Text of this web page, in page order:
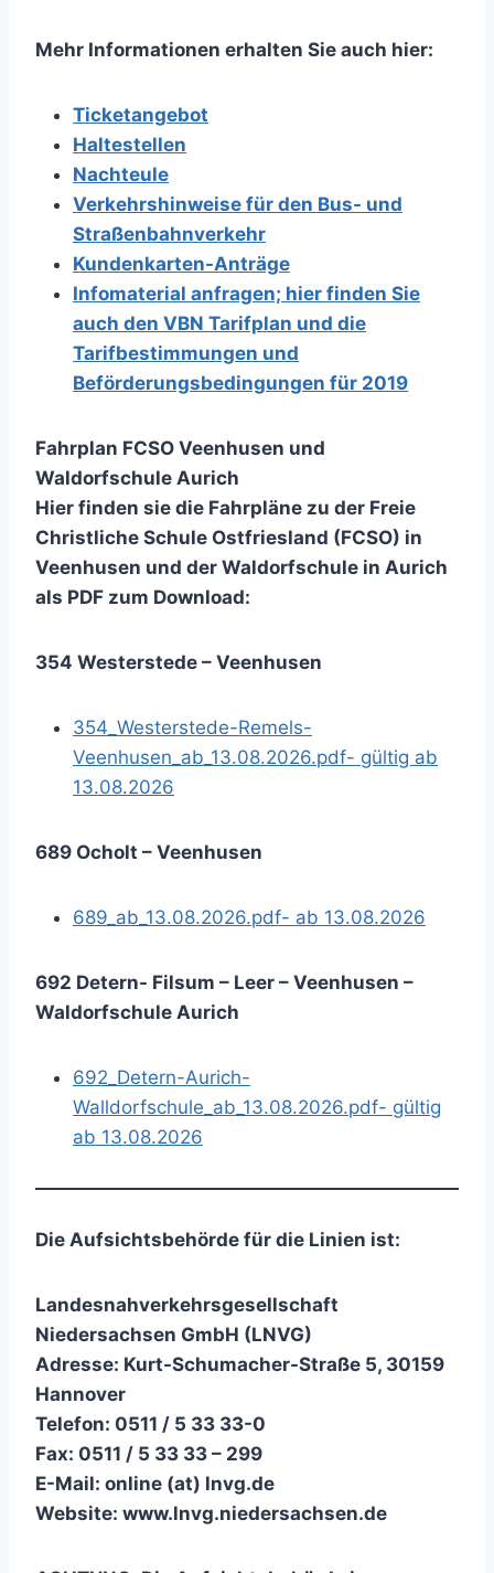
Mehr Informationen erhalten Sie auch hier:
Ticketangebot
Haltestellen
Nachteule
Verkehrshinweise für den Bus- und
Straßenbahnverkehr
Kundenkarten-Anträge
Infomaterial anfragen; hier finden Sie
auch den VBN Tarifplan und die
Tarifbestimmungen und
Beförderungsbedingungen für 2019
Fahrplan FCSO Veenhusen und
Waldorfschule Aurich
Hier finden sie die Fahrpläne zu der Freie
Christliche Schule Ostfriesland (FCSO) in
Veenhusen und der Waldorfschule in Aurich
als PDF zum Download:
354 Westerstede – Veenhusen
354_Westerstede-Remels-
Veenhusen_ab_13.08.2026.pdf- gültig ab
13.08.2026
689 Ocholt – Veenhusen
689_ab_13.08.2026.pdf- ab 13.08.2026
692 Detern- Filsum – Leer – Veenhusen –
Waldorfschule Aurich
692_Detern-Aurich-
Walldorfschule_ab_13.08.2026.pdf- gültig
ab 13.08.2026
Die Aufsichtsbehörde für die Linien ist:
Landesnahverkehrsgesellschaft
Niedersachsen GmbH (LNVG)
Adresse: Kurt-Schumacher-Straße 5, 30159
Hannover
Telefon: 0511 / 5 33 33-0
Fax: 0511 / 5 33 33 – 299
E-Mail: online (at) lnvg.de
Website: www.lnvg.niedersachsen.de